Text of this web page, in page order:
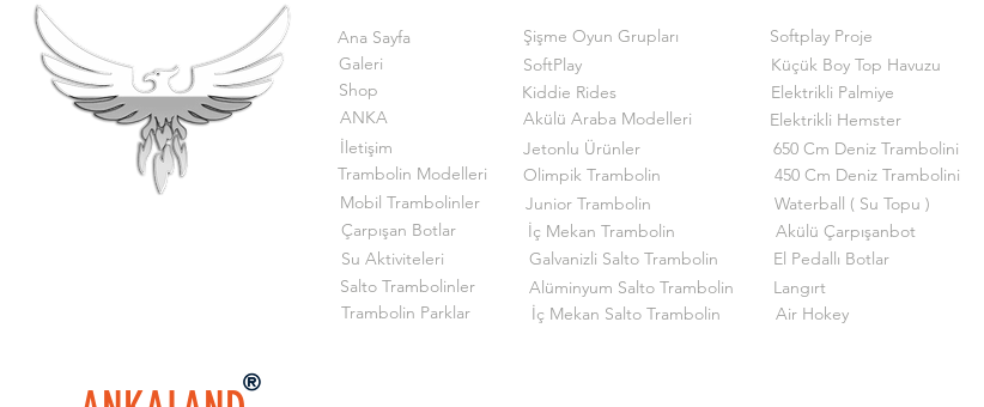
Ana Sayfa
Galeri
Shop
ANKA
İletişim
Trambolin Modelleri
Mobil Trambolinler
Çarpışan Botlar
Su Aktiviteleri
Salto Trambolinler
Trambolin Parklar
Şişme Oyun Grupları
SoftPlay
Kiddie Rides
Akülü Araba Modelleri
Jetonlu Ürünler
Olimpik Trambolin
Junior Trambolin
İç Mekan Trambolin
Galvanizli Salto Trambolin
Alüminyum Salto Trambolin
İç Mekan Salto Trambolin
Softplay Proje
Küçük Boy Top Havuzu
Elektrikli Palmiye
Elektrikli Hemster
650 Cm Deniz Trambolini
450 Cm Deniz Trambolini
Waterball ( Su Topu )
Akülü Çarpışanbot
El Pedallı Botlar
Langırt
Air Hokey